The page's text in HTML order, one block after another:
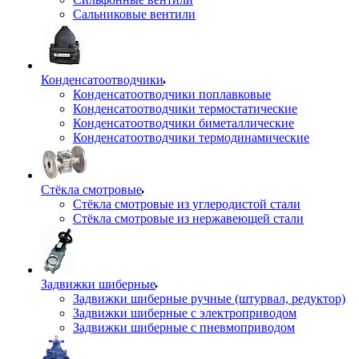
Сальниковые вентили
Конденсатоотводчики
Конденсатоотводчики поплавковые
Конденсатоотводчики термостатические
Конденсатоотводчики биметаллические
Конденсатоотводчики термодинамические
Стёкла смотровые
Стёкла смотровые из углеродистой стали
Стёкла смотровые из нержавеющей стали
Задвижки шиберные
Задвижки шиберные ручные (штурвал, редуктор)
Задвижки шиберные с электроприводом
Задвижки шиберные с пневмоприводом